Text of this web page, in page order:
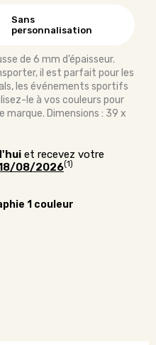
Sans
personnalisation
de 6 mm d’épaisseur.
il est parfait pour les
les événements sportifs
le à vos couleurs pour
Dimensions : 39 x
et recevez votre
08/2026(1)
1 couleur